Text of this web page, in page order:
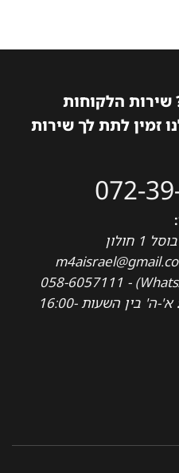
שירות הלקוחות
זמין לתת לך שירות
072-
חולון
א'-ה' בין השעות 16:00-